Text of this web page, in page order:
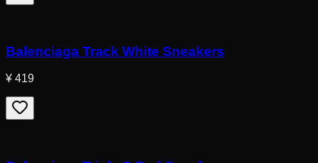
Balenciaga Track White Sneakers
¥ 419